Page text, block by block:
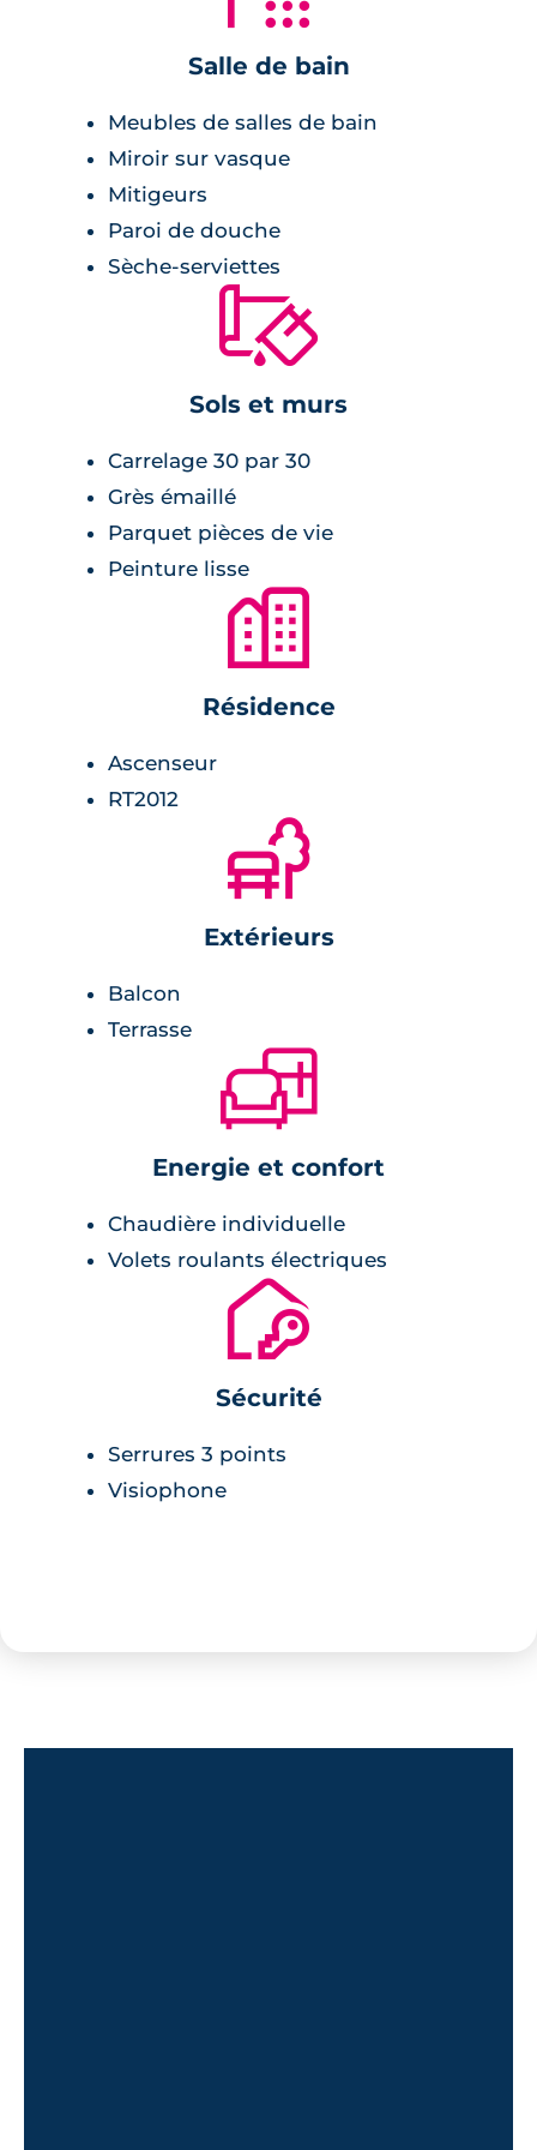
neuf sur 2 étages. Les logements sont
vigueur, gages d’une isolation phonique et
thermique optimisée
et d’un confort au
quotidien. Les intérieurs profitent aussi de
volets roulants électriques, de sèche-
serviettes dans la salle de bain et de placards
pré-équipés. Un accès sur l’extérieur se fait
par balcon ou terrasse, et la résidence est
sécurisée par serrures 3 points et visiophone.
parking privatif en sous-sol
local à vélos sont à destination des occupants
Salle de bain
Meubles de salles de bain
Miroir sur vasque
Mitigeurs
Paroi de douche
Sèche-serviettes
🔨
Sols et murs
Carrelage 30 par 30
Grès émaillé
Parquet pièces de vie
Peinture lisse
🏙
Résidence
Ascenseur
RT2012
🌲
Extérieurs
Balcon
Terrasse
🛋
Energie et confort
Chaudière individuelle
Volets roulants électriques
🔐
Sécurité
Serrures 3 points
Visiophone